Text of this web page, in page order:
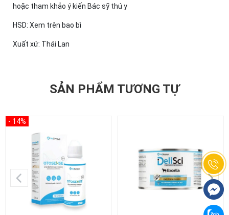
hoặc tham khảo ý kiến Bác sỹ thú y
HSD: Xem trên bao bì
Xuất xứ: Thái Lan
SẢN PHẨM TƯƠNG TỰ